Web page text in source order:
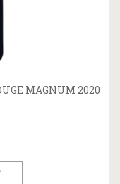
MAGNUM 2020